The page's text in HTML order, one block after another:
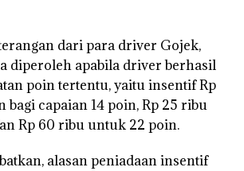
dari para driver Gojek,
diperoleh apabila driver berhasil
poin tertentu, yaitu insentif Rp
bagi capaian 14 poin, Rp 25 ribu
Rp 60 ribu untuk 22 poin.
alasan peniadaan insentif